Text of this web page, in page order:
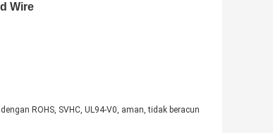
Wire
ROHS, SVHC, UL94-V0, aman, tidak beracun